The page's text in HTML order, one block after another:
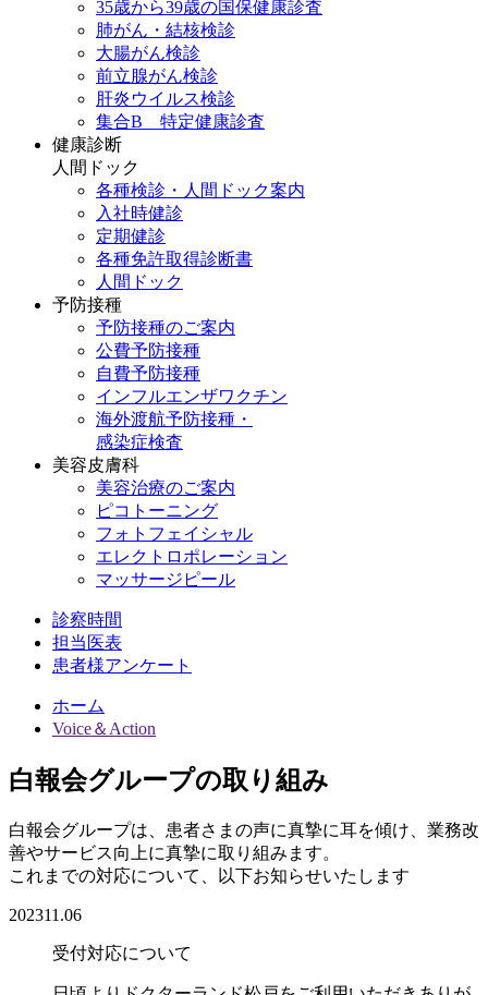
35歳から39歳の国保健康診査
肺がん・結核検診
大腸がん検診
前立腺がん検診
肝炎ウイルス検診
集合B 特定健康診査
健康診断
人間ドック
各種検診・人間ドック案内
入社時健診
定期健診
各種免許取得診断書
人間ドック
予防接種
予防接種のご案内
公費予防接種
自費予防接種
インフルエンザワクチン
海外渡航予防接種・
感染症検査
美容皮膚科
美容治療のご案内
ピコトーニング
フォトフェイシャル
エレクトロポレーション
マッサージピール
診察時間
担当医表
患者様アンケート
ホーム
Voice＆Action
白報会グループの取り組み
白報会グループは、患者さまの声に真摯に耳を傾け、業務改
善やサービス向上に真摯に取り組みます。
これまでの対応について、以下お知らせいたします
202311.06
受付対応について